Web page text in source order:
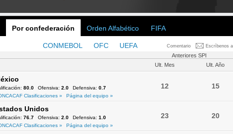
Por confederación Orden Alfabético FIFA
Comentario Escríbenos a
CONMEBOL OFC UEFA
Anteriores SPI
Ult. Mes Ult. Año
80.0 Ofensiva: 2.0 Defensiva: 0.7
Clasificaciones »
Página del equipo »
12 15
Unidos
76.7 Ofensiva: 2.0 Defensiva: 1.0
Clasificaciones »
Página del equipo »
23 20